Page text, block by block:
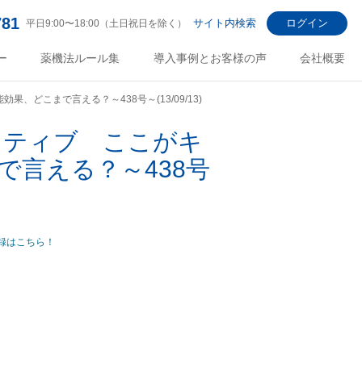
平日9:00〜18:00（土日祝日を除く） サイト内検索 ログイン
薬機法ルール集 導入事例とお客様の声 会社概要
果、どこまで言える？～438号～(13/09/13)
ィブ ここがキ
言える？～438号
はこちら！